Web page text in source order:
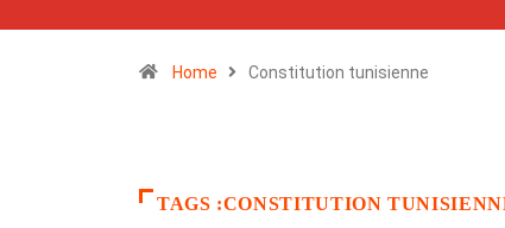
Home Constitution tunisienne
TAGS :CONSTITUTION